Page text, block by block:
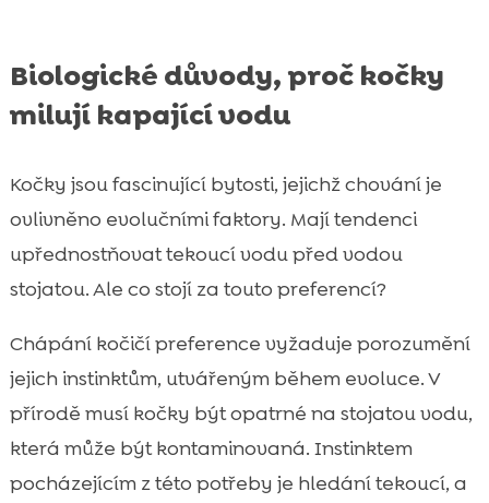
Biologické důvody, proč kočky
milují kapající vodu
Kočky jsou fascinující bytosti, jejichž chování je
ovlivněno evolučními faktory. Mají tendenci
upřednostňovat tekoucí vodu před vodou
stojatou. Ale co stojí za touto preferencí?
Chápání kočičí preference vyžaduje porozumění
jejich instinktům, utvářeným během evoluce. V
přírodě musí kočky být opatrné na stojatou vodu,
která může být kontaminovaná. Instinktem
pocházejícím z této potřeby je hledání tekoucí, a